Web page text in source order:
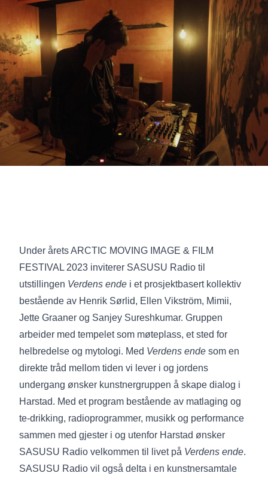
Under årets ARCTIC MOVING IMAGE & FILM
FESTIVAL 2023 inviterer SASUSU Radio til
utstillingen Verdens ende i et prosjektbasert kollektiv
bestående av Henrik Sørlid, Ellen Vikström, Mimii,
Jette Graaner og Sanjey Sureshkumar. Gruppen
arbeider med tempelet som møteplass, et sted for
helbredelse og mytologi. Med Verdens ende som en
direkte tråd mellom tiden vi lever i og jordens
undergang ønsker kunstnergruppen å skape dialog i
Harstad. Med et program bestående av matlaging og
te-drikking, radioprogrammer, musikk og performance
sammen med gjester i og utenfor Harstad ønsker
SASUSU Radio velkommen til livet på Verdens ende.
SASUSU Radio vil også delta i en kunstnersamtale